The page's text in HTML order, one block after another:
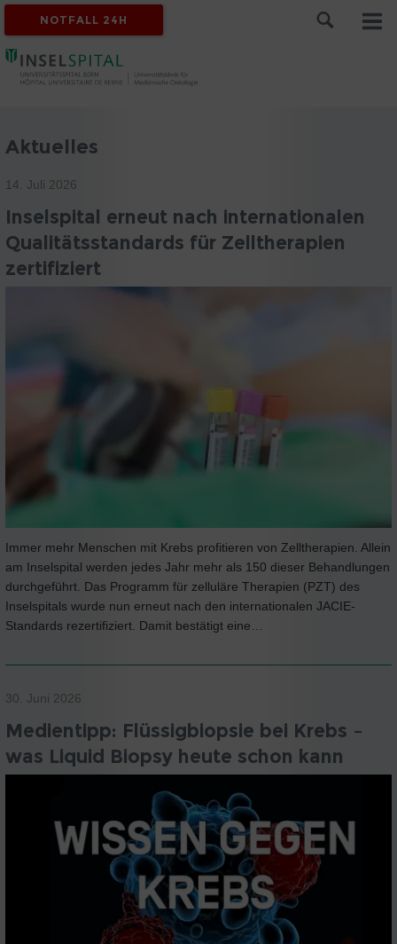
NOTFALL 24H
Aktuelles
14. Juli 2026
Inselspital erneut nach internationalen
Qualitätsstandards für Zelltherapien
zertifiziert
Immer mehr Menschen mit Krebs profitieren von Zelltherapien. Allein
am Inselspital werden jedes Jahr mehr als 150 dieser Behandlungen
durchgeführt. Das Programm für zelluläre Therapien (PZT) des
Inselspitals wurde nun erneut nach den internationalen JACIE-
Standards rezertifiziert. Damit bestätigt eine…
30. Juni 2026
Medientipp: Flüssigbiopsie bei Krebs –
was Liquid Biopsy heute schon kann